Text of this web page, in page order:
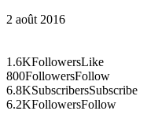
2 août 2016
1.6KFollowersLike
800FollowersFollow
6.8KSubscribersSubscribe
6.2KFollowersFollow